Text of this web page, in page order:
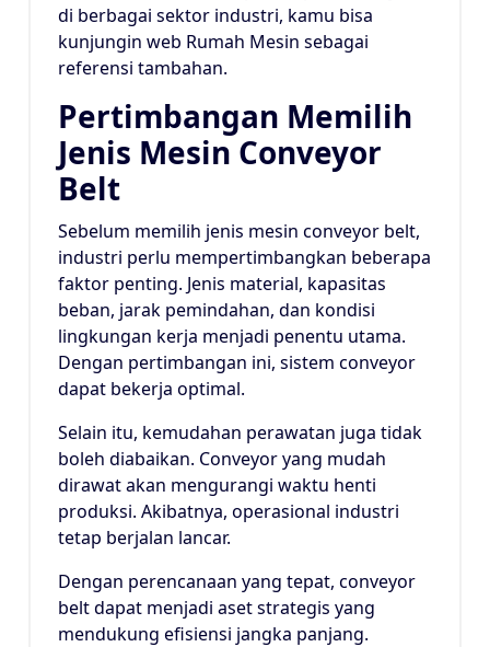
di berbagai sektor industri, kamu bisa
kunjungin web Rumah Mesin sebagai
referensi tambahan.
Pertimbangan Memilih
Jenis Mesin Conveyor
Belt
Sebelum memilih jenis mesin conveyor belt,
industri perlu mempertimbangkan beberapa
faktor penting. Jenis material, kapasitas
beban, jarak pemindahan, dan kondisi
lingkungan kerja menjadi penentu utama.
Dengan pertimbangan ini, sistem conveyor
dapat bekerja optimal.
Selain itu, kemudahan perawatan juga tidak
boleh diabaikan. Conveyor yang mudah
dirawat akan mengurangi waktu henti
produksi. Akibatnya, operasional industri
tetap berjalan lancar.
Dengan perencanaan yang tepat, conveyor
belt dapat menjadi aset strategis yang
mendukung efisiensi jangka panjang.